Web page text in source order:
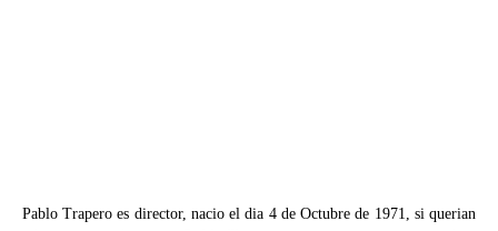
Pablo Trapero es director, nacio el dia 4 de Octubre de 1971, si querian